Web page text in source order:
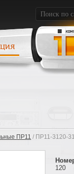
ПР11 / ПР11-3120-
120